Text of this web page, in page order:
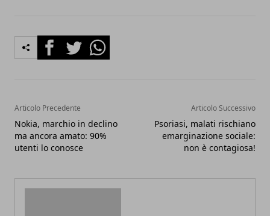
FacebookTwitterWhatsapp
Articolo Precedente
Nokia, marchio in declino
ma ancora amato: 90%
utenti lo conosce
Articolo Successivo
Psoriasi, malati rischiano
emarginazione sociale:
non è contagiosa!